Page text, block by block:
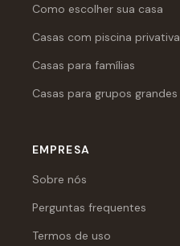
Como escolher sua casa
Casas com piscina privativa
Casas para famílias
Casas para grupos grandes
EMPRESA
Sobre nós
Perguntas frequentes
Termos de uso